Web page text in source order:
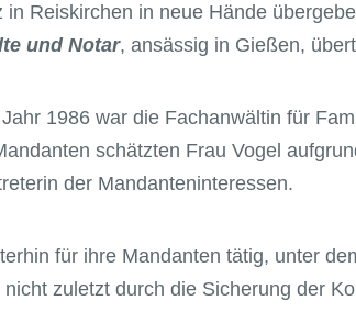
Reiskirchen in neue Hände
und Notar, ansässig in Gießen,
1986 war die Fachanwältin für
schätzten Frau Vogel
der Mandanteninteressen.
für ihre Mandanten tätig, unter
zuletzt durch die Sicherung der